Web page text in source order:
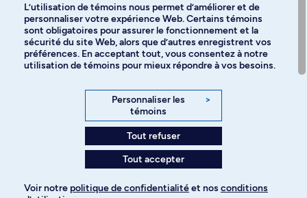
Langues
Facebook Instagram
YouTube
Politique de confidentialité
L’utilisation de témoins nous permet d’améliorer et de
personnaliser votre expérience Web. Certains témoins
sont obligatoires pour assurer le fonctionnement et la
sécurité du site Web, alors que d’autres enregistrent vos
préférences. En acceptant tout, vous consentez à notre
utilisation de témoins pour mieux répondre à vos besoins.
Personnaliser les
témoins
>
Tout refuser
Tout accepter
Voir notre politique de confidentialitéet nos conditions